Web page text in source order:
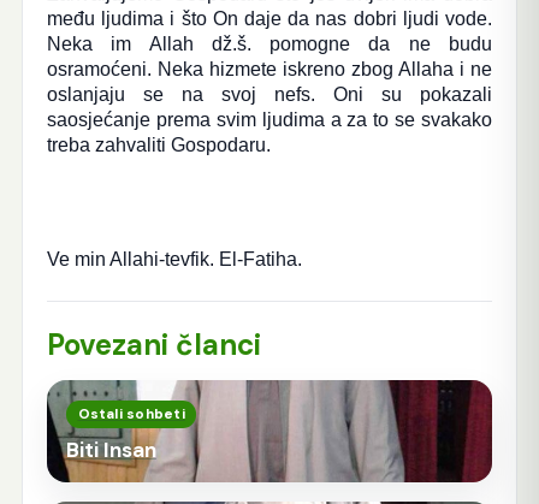
među ljudima i što On daje da nas dobri ljudi vode.
Neka im Allah dž.š. pomogne da ne budu
osramoćeni. Neka hizmete iskreno zbog Allaha i ne
oslanjaju se na svoj nefs. Oni su pokazali
saosjećanje prema svim ljudima a za to se svakako
treba zahvaliti Gospodaru.
Ve min Allahi-tevfik. El-Fatiha.
Povezani članci
Ostali sohbeti
Biti Insan